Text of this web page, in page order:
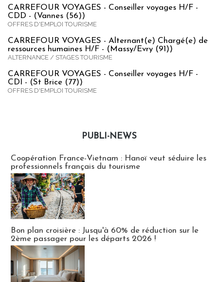
CARREFOUR VOYAGES - Conseiller voyages H/F -
CDD - (Vannes (56))
OFFRES D'EMPLOI TOURISME
CARREFOUR VOYAGES - Alternant(e) Chargé(e) de
ressources humaines H/F - (Massy/Evry (91))
ALTERNANCE / STAGES TOURISME
CARREFOUR VOYAGES - Conseiller voyages H/F -
CDI - (St Brice (77))
OFFRES D'EMPLOI TOURISME
PUBLI-NEWS
Coopération France-Vietnam : Hanoï veut séduire les
professionnels français du tourisme
Bon plan croisière : Jusqu'à 60% de réduction sur le
2ème passager pour les départs 2026 !